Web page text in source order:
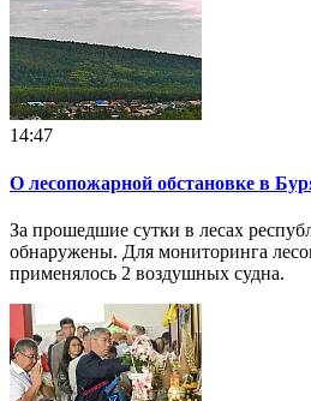
14:47
О лесопожарной обстановке в
За прошедшие сутки в лесах
обнаружены. Для мониторинга
применялось 2 воздушных судна.